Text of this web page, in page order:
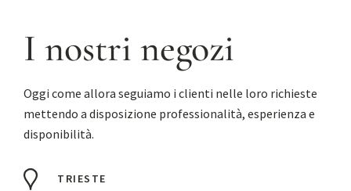
I nostri negozi
Oggi come allora seguiamo i clienti nelle loro richieste
mettendo a disposizione professionalità, esperienza e
disponibilità.
TRIESTE